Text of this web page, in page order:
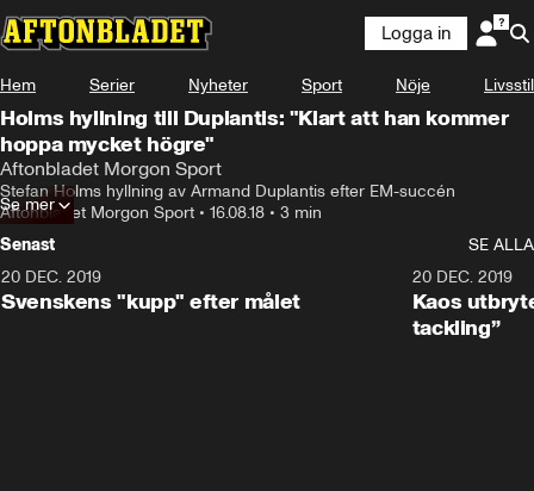
Logga in
Hem Serier Nyheter Sport Nöje Livsstil
Holms hyllning till Duplantis: "Klart att han kommer
hoppa mycket högre"
Aftonbladet Morgon Sport
Stefan Holms hyllning av Armand Duplantis efter EM-succén
Aftonbladet Morgon Sport • 16.08.18 • 3 min
Se mer
Senast
SE ALLA
20 DEC. 2019
Svenskens "kupp" efter målet
20 DEC. 2019
Kaos
tackling”